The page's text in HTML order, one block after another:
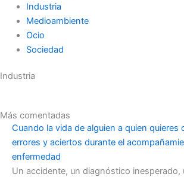
Industria
Medioambiente
Ocio
Sociedad
Industria
Más comentadas
Cuando la vida de alguien a quien quieres
errores y aciertos durante el
enfermedad
Un accidente, un diagnóstico inesperado,